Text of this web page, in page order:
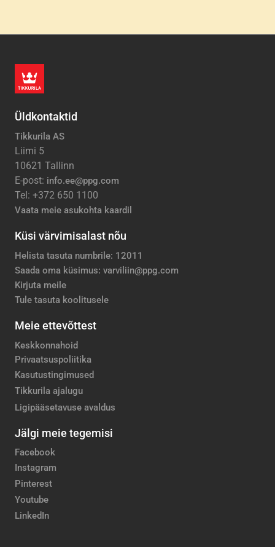
Üldkontaktid
Tikkurila AS
Liimi 5
10621 Tallinn
E-post: info.ee@ppg.com
Tel: +372 650 1100
Vaata meie asukohta kaardil
Küsi värvimisalast nõu
Helista tasuta numbrile: 12011
Saada oma küsimus: varviliin@ppg.com
Kirjuta meile
Tule tasuta koolitusele
Meie ettevõttest
Keskkonnahoid
Privaatsuspoliitika
Kasutustingimused
Tikkurila ajalugu
Ligipääsetavuse avaldus
Jälgi meie tegemisi
Facebook
Instagram
Pinterest
Youtube
LinkedIn